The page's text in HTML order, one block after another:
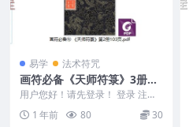
易学 法术符咒
画符必备《天师符箓》3册合
集
用户您好！请先登录！ 登录 注册
画符必备《天师符箓》3册合集 25
0771 画...
1 年前 80 30